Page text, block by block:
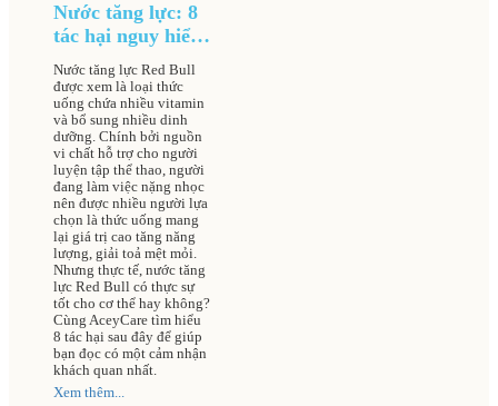
Nước tăng lực: 8
tác hại nguy hiểm
gây nguy cơ đột
quỵ dẫn đến tử
vong cao
Nước tăng lực Red Bull
được xem là loại thức
uống chứa nhiều vitamin
và bổ sung nhiều dinh
dưỡng. Chính bởi nguồn
vi chất hỗ trợ cho người
luyện tập thể thao, người
đang làm việc nặng nhọc
nên được nhiều người lựa
chọn là thức uống mang
lại giá trị cao tăng năng
lượng, giải toả mệt mỏi.
Nhưng thực tế, nước tăng
lực Red Bull có thực sự
tốt cho cơ thể hay không?
Cùng AceyCare tìm hiểu
8 tác hại sau đây để giúp
bạn đọc có một cảm nhận
khách quan nhất.
Xem thêm...